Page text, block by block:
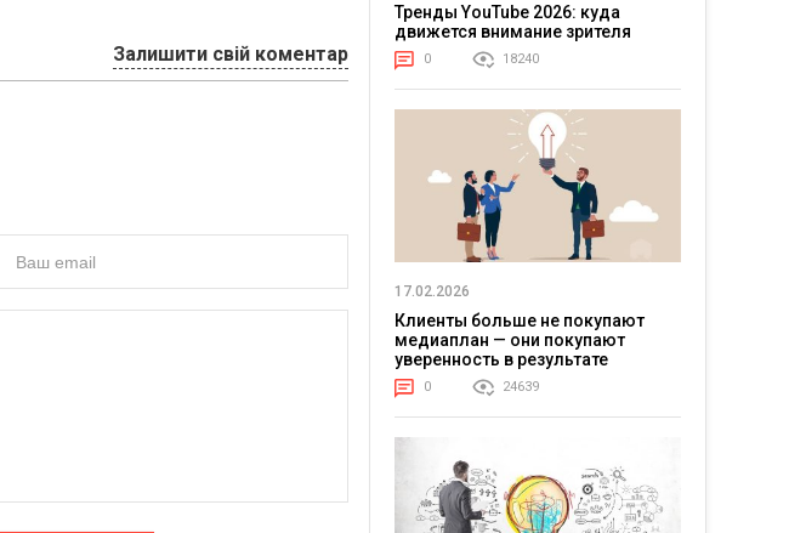
Залишити свій коментар
Тренды YouTube 2026: куда
движется внимание зрителя
0 18240
17.02.2026
Клиенты больше не покупают
медиаплан — они покупают
уверенность в результате
0 24639